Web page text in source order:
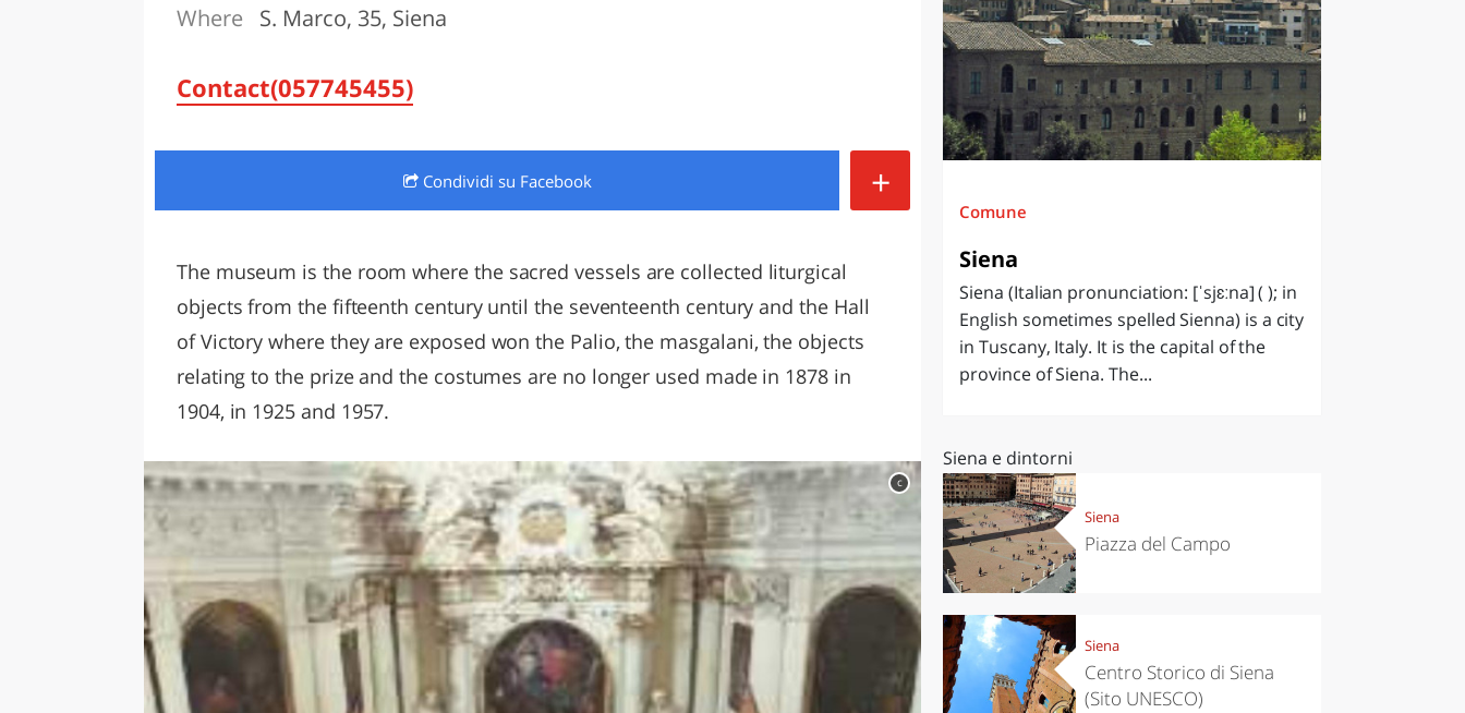
LAZIO
Where S. Marco, 35, Siena
Contact(057745455)
Condividi su Facebook +
The museum is the room where the sacred vessels are collected liturgical
objects from the fifteenth century until the seventeenth century and the Hall
of Victory where they are exposed won the Palio, the masgalani, the objects
relating to the prize and the costumes are no longer used made ​​in 1878 in
1904, in 1925 and 1957.
c
Comune
Siena
Siena (Italian pronunciation: [ˈsjɛːna] ( ); in
English sometimes spelled Sienna) is a city
in Tuscany, Italy. It is the capital of the
province of Siena. The...
Siena e dintorni
Siena
Piazza del Campo
Siena
Centro Storico di Siena
(Sito UNESCO)